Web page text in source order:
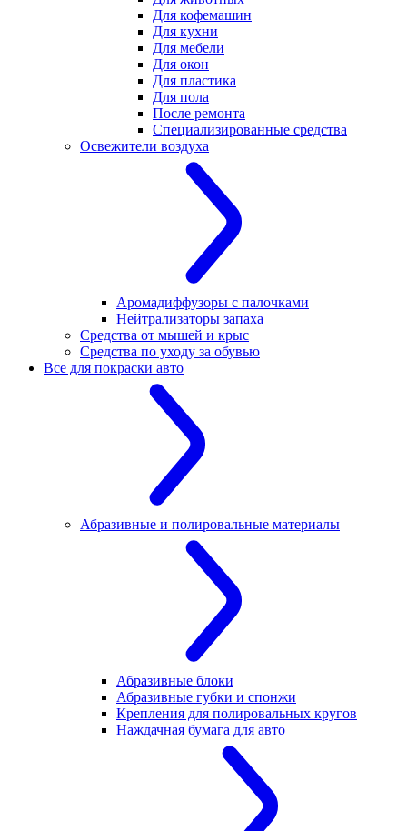
Для кофемашин
Для кухни
Для мебели
Для окон
Для пластика
Для пола
После ремонта
Специализированные средства
Освежители воздуха
Аромадиффузоры с палочками
Нейтрализаторы запаха
Средства от мышей и крыс
Средства по уходу за обувью
Все для покраски авто
Абразивные и полировальные материалы
Абразивные блоки
Абразивные губки и спонжи
Крепления для полировальных кругов
Наждачная бумага для авто